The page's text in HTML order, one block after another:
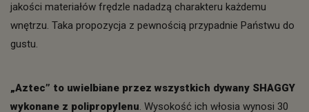
jakości materiałów frędzle nadadzą charakteru każdemu
wnętrzu. Taka propozycja z pewnością przypadnie Państwu do
gustu.
„Aztec” to uwielbiane przez wszystkich dywany SHAGGY
wykonane z polipropylenu. Wysokość ich włosia wynosi 30